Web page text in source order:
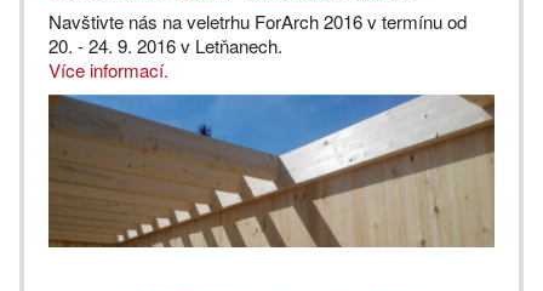
Navštivte nás na veletrhu ForArch 2016 v termínu od
20. - 24. 9. 2016 v Letňanech.
Více informací.